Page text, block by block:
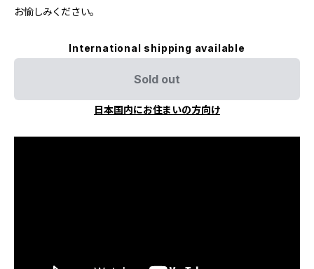
お愉しみください。
International shipping available
Sold out
日本国内にお住まいの方向け